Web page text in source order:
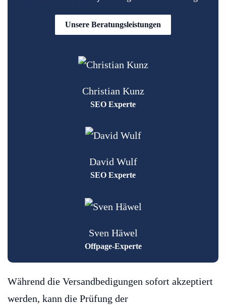
Unsere Beratungsleistungen
Christian Kunz
SEO Experte
David Wulf
SEO Experte
Sven Häwel
Offpage-Experte
Während die Versandbedigungen sofort akzeptiert
werden, kann die Prüfung der